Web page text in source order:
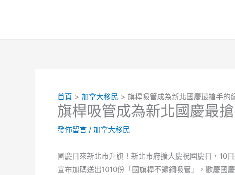
首頁 加拿大移民 旗桿吸管成為新北國慶最搶手的
旗桿吸管成為新北國慶最
發佈留言 / 加拿大移民
國慶日來新北市升旗！新北市府擴大慶祝國慶日，10
宣布加碼送出1010份「國旗桿不鏽鋼吸管」，歡慶國